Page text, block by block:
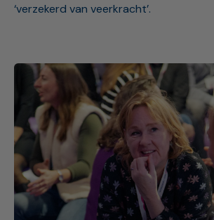
‘verzekerd van veerkracht’.